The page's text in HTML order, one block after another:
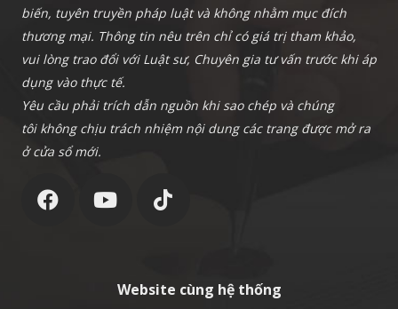
biến, tuyên truyền pháp luật và không nhằm mục đích
thương mại. Thông tin nêu trên chỉ có giá trị tham khảo,
vui lòng trao đổi với Luật sư, Chuyên gia tư vấn trước khi áp
dụng vào thực tế.
Yêu cầu phải trích dẫn nguồn khi sao chép và chúng
tôi không chịu trách nhiệm nội dung các trang được mở ra
ở cửa sổ mới.
Website cùng hệ thống